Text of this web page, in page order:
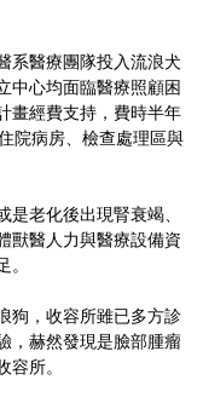
系醫療團隊投入流浪犬
中心均面臨醫療照顧困
畫經費支持，費時半年
院病房、檢查處理區與
老化後出現腎衰竭、
獸醫人力與醫療設備資
狗，收容所雖已多方診
，赫然發現是臉部腫瘤
所。